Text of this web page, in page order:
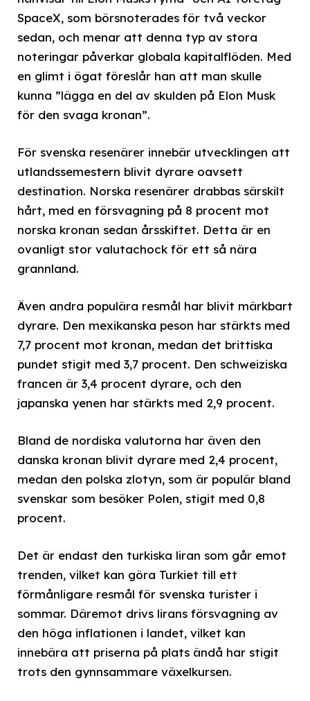
SpaceX, som börsnoterades för två veckor
sedan, och menar att denna typ av stora
noteringar påverkar globala kapitalflöden. Med
en glimt i ögat föreslår han att man skulle
kunna ”lägga en del av skulden på Elon Musk
för den svaga kronan”.
För svenska resenärer innebär utvecklingen att
utlandssemestern blivit dyrare oavsett
destination. Norska resenärer drabbas särskilt
hårt, med en försvagning på 8 procent mot
norska kronan sedan årsskiftet. Detta är en
ovanligt stor valutachock för ett så nära
grannland.
Även andra populära resmål har blivit märkbart
dyrare. Den mexikanska peson har stärkts med
7,7 procent mot kronan, medan det brittiska
pundet stigit med 3,7 procent. Den schweiziska
francen är 3,4 procent dyrare, och den
japanska yenen har stärkts med 2,9 procent.
Bland de nordiska valutorna har även den
danska kronan blivit dyrare med 2,4 procent,
medan den polska zlotyn, som är populär bland
svenskar som besöker Polen, stigit med 0,8
procent.
Det är endast den turkiska liran som går emot
trenden, vilket kan göra Turkiet till ett
förmånligare resmål för svenska turister i
sommar. Däremot drivs lirans försvagning av
den höga inflationen i landet, vilket kan
innebära att priserna på plats ändå har stigit
trots den gynnsammare växelkursen.